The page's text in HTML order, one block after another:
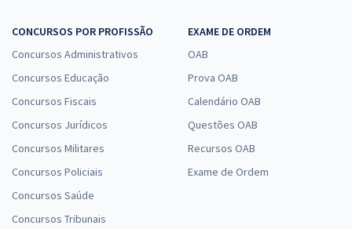
CONCURSOS POR PROFISSÃO
Concursos Administrativos
Concursos Educação
Concursos Fiscais
Concursos Jurídicos
Concursos Militares
Concursos Policiais
Concursos Saúde
Concursos Tribunais
EXAME DE ORDEM
OAB
Prova OAB
Calendário OAB
Questões OAB
Recursos OAB
Exame de Ordem